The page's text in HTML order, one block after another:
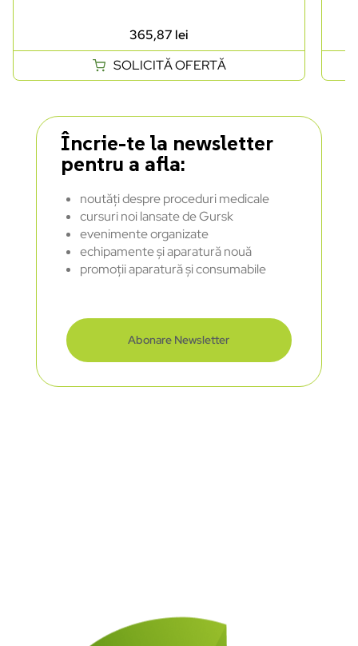
365,87 lei
SOLICITĂ OFERTĂ
Încrie-te la newsletter
pentru a afla:
noutăți despre proceduri medicale
cursuri noi lansate de Gursk
evenimente organizate
echipamente și aparatură nouă
promoții aparatură și consumabile
Abonare Newsletter